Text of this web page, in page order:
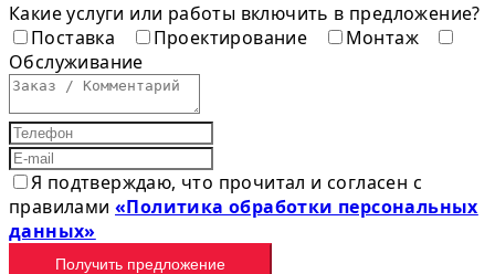
Какие услуги или работы включить в предложение?
Поставка
Проектирование
Монтаж
Обслуживание
Я подтверждаю, что прочитал и согласен с
правилами«Политика обработки персональных
данных»
Получить предложение